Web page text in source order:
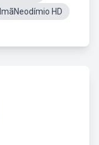
ImãNeodímio HD